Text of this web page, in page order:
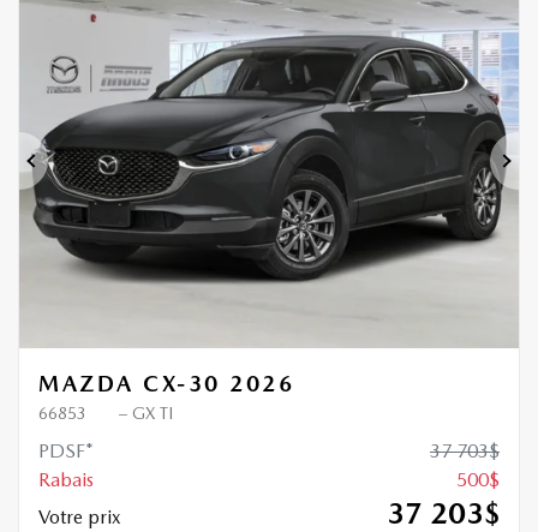
Précédent
MAZDA CX-30 2026
66853 – GX TI
PDSF* 37 703$
Rabais
500$
Votre prix
37 203$